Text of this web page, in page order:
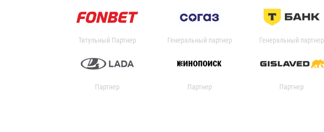
Титульный Партнер Генеральный партнер Генеральный партнер
Партнер Партнер Партнер